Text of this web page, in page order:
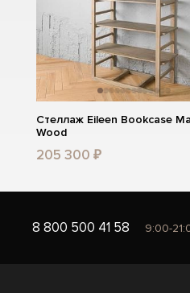
Стеллаж Eileen Bookcase
Wood
205 300 ₽
8 800 500 41 58 9:00-